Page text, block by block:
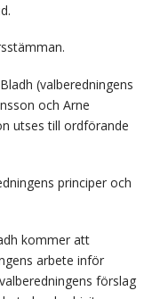
(valberedningens
och Arne
utses till ordförande
principer och
kommer att
arbete inför
förslag